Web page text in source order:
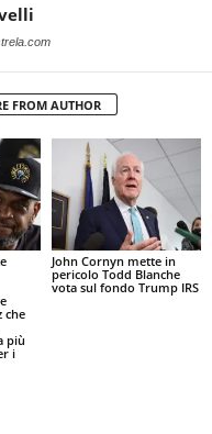
FROM AUTHOR
che
più
i
John Cornyn mette in
pericolo Todd Blanche
vota sul fondo Trump IRS